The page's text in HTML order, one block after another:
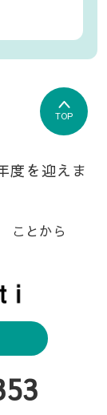
TOP
度を迎えま
ことから